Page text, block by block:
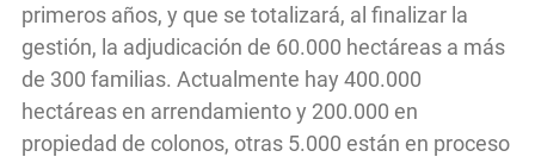
primeros años, y que se totalizará, al finalizar la
gestión, la adjudicación de 60.000 hectáreas a más
de 300 familias. Actualmente hay 400.000
hectáreas en arrendamiento y 200.000 en
propiedad de colonos, otras 5.000 están en proceso